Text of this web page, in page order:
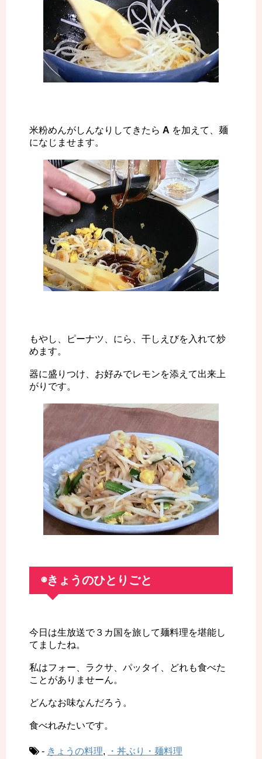
米粉めんがしんなりしてきたら A を加えて、麺
になじませます。
もやし、ピーナツ、にら、干しえびを入れて炒
めます。
器に盛りつけ、お好みでレモンを添えて出来上
がりです。
◉きょうのひとりごと
今日は生放送で３カ国を旅して麺料理を堪能し
てましたね。
私はフォー、ラクサ、パッタイ、どれも食べた
ことがありませーん。
どんなお味なんだろう。
食べれみたいです。
- きょうの料理, ・丼ぶり・麺料理